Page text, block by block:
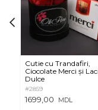
Cutie cu Trandafiri,
Ciocolate Merci și
Dulce
#2859
1699,00 MDL